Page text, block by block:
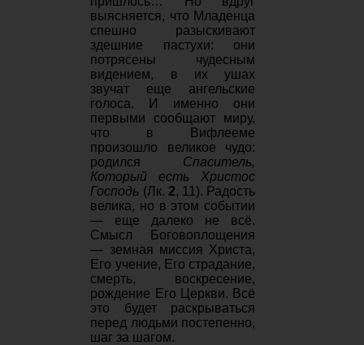
выясняется, что Младенца
спешно разыскивают
здешние пастухи: они
потрясены чудесным
видением, в их ушах
звучат еще ангельские
голоса. И именно они
первыми сообщают миру,
что в Вифлееме
произошло великое чудо:
родился Спаситель,
Который есть Христос
Господь (Лк. 2, 11). Радость
велика, но в этом событии
— еще далеко не всё.
Смысл Боговоплощения
— земная миссия Христа,
Его учение, Его страдание,
смерть, воскресение,
рождение Его Церкви. Всё
это будет раскрываться
перед людьми постепенно,
шаг за шагом.